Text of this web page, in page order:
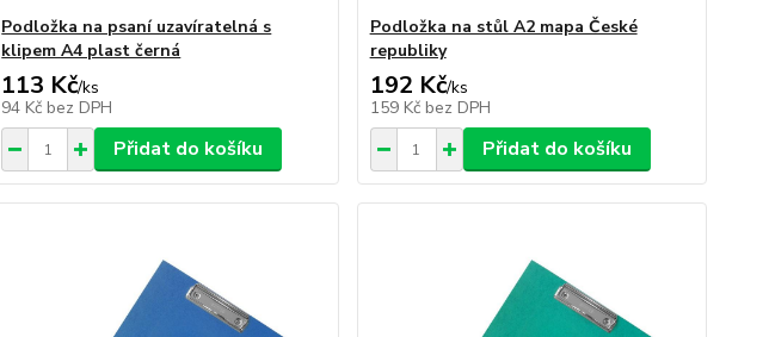
Podložka na psaní uzavíratelná s
klipem A4 plast černá
113 Kč/ks
94 Kč bez DPH
Přidat do košíku
Podložka na stůl A2 mapa České
republiky
192 Kč/ks
159 Kč bez DPH
Přidat do košíku